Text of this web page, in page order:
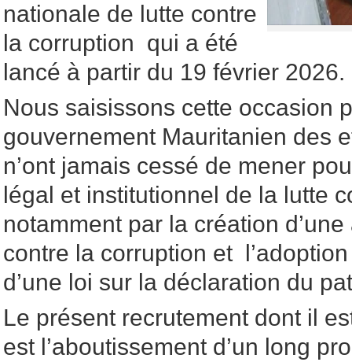
nationale de lutte contre
la corruption qui a été
lancé à partir du 19 février 2026.
Nous saisissons cette occasion
gouvernement Mauritanien des
n’ont jamais cessé de mener
légal et institutionnel de la lutte
notamment par la création
contre la corruption et
d’une loi sur la déclaration du
Le présent recrutement dont il
est l’aboutissement d’un long